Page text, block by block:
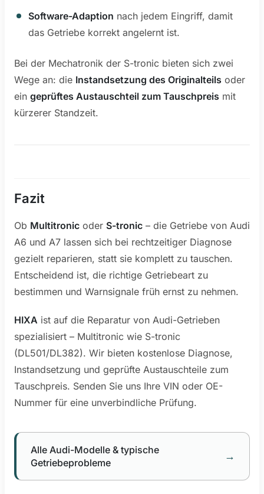
Software-Adaption nach jedem Eingriff, damit
das Getriebe korrekt angelernt ist.
Bei der Mechatronik der S-tronic bieten sich zwei
Wege an: die Instandsetzung des Originalteils oder
ein geprüftes Austauschteil zum Tauschpreis mit
kürzerer Standzeit.
Fazit
Ob Multitronic oder S-tronic – die Getriebe von Audi
A6 und A7 lassen sich bei rechtzeitiger Diagnose
gezielt reparieren, statt sie komplett zu tauschen.
Entscheidend ist, die richtige Getriebeart zu
bestimmen und Warnsignale früh ernst zu nehmen.
HIXA ist auf die Reparatur von Audi-Getrieben
spezialisiert – Multitronic wie S-tronic
(DL501/DL382). Wir bieten kostenlose Diagnose,
Instandsetzung und geprüfte Austauschteile zum
Tauschpreis. Senden Sie uns Ihre VIN oder OE-
Nummer für eine unverbindliche Prüfung.
Alle Audi-Modelle & typische
Getriebeprobleme
→